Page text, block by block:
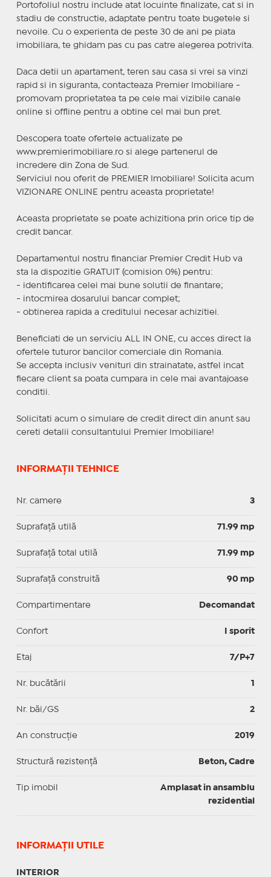
Portofoliul nostru include atat locuinte finalizate, cat si in
stadiu de constructie, adaptate pentru toate bugetele si
nevoile. Cu o experienta de peste 30 de ani pe piata
imobiliara, te ghidam pas cu pas catre alegerea potrivita.
Daca detii un apartament, teren sau casa si vrei sa vinzi
rapid si in siguranta, contacteaza Premier Imobiliare -
promovam proprietatea ta pe cele mai vizibile canale
online si offline pentru a obtine cel mai bun pret.
Descopera toate ofertele actualizate pe
www.premierimobiliare.ro si alege partenerul de
incredere din Zona de Sud.
Serviciul nou oferit de PREMIER Imobiliare! Solicita acum
VIZIONARE ONLINE pentru aceasta proprietate!
Aceasta proprietate se poate achizitiona prin orice tip de
credit bancar.
Departamentul nostru financiar Premier Credit Hub va
sta la dispozitie GRATUIT (comision 0%) pentru:
- identificarea celei mai bune solutii de finantare;
- intocmirea dosarului bancar complet;
- obtinerea rapida a creditului necesar achizitiei.
Beneficiati de un serviciu ALL IN ONE, cu acces direct la
ofertele tuturor bancilor comerciale din Romania.
Se accepta inclusiv venituri din strainatate, astfel incat
fiecare client sa poata cumpara in cele mai avantajoase
conditii.
Solicitati acum o simulare de credit direct din anunt sau
cereti detalii consultantului Premier Imobiliare!
INFORMAȚII TEHNICE
Nr. camere 3
Suprafaţă utilă 71.99 mp
Suprafaţă total utilă 71.99 mp
Suprafaţă construită 90 mp
Compartimentare Decomandat
Confort I sporit
Etaj 7/P+7
Nr. bucătării 1
Nr. băi/GS 2
An construcție 2019
Structură rezistență Beton, Cadre
Tip imobil
Amplasat in ansamblu
rezidential
INFORMAŢII UTILE
INTERIOR